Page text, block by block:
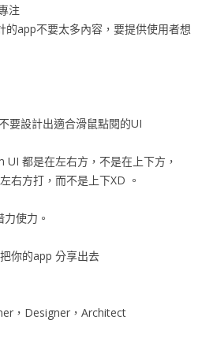
注
app不要太多內容，要提供使用者想
要設計出適合滑鼠點閱的UI
UI 都是在左右方，不是在上下方，
右方打，而不是上下XD 。
使力。
你的app 分享出去
，Designer，Architect